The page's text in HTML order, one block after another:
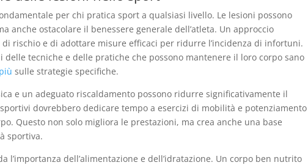
per chi pratica sport a qualsiasi livello. Le lesioni possono
anche ostacolare il benessere generale dell’atleta. Un approccio
rischio e di adottare misure efficaci per ridurre l’incidenza di infortuni.
delle tecniche e delle pratiche che possono mantenere il loro corpo sano
sulle strategie specifiche.
e un adeguato riscaldamento possono ridurre significativamente il
dovrebbero dedicare tempo a esercizi di mobilità e potenziamento
Questo non solo migliora le prestazioni, ma crea anche una base
sportiva.
l’importanza dell’alimentazione e dell’idratazione. Un corpo ben nutrito